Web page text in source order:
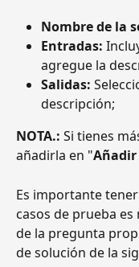
Nombre de la
Entradas:
agregue la
Salidas:
descripción;
NOTA.: Si tienes
añadirla en "
Es importante
casos de prueba
de la pregunta
de solución de la